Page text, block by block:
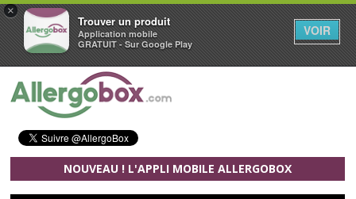
×
Trouver un produit
Application mobile
GRATUIT - Sur Google Play
VOIR
Aller au contenu principal
NOUVEAU ! L'APPLI MOBILE ALLERGOBOX